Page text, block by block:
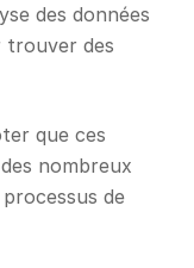
des données
trouver des
que ces
nombreux
de